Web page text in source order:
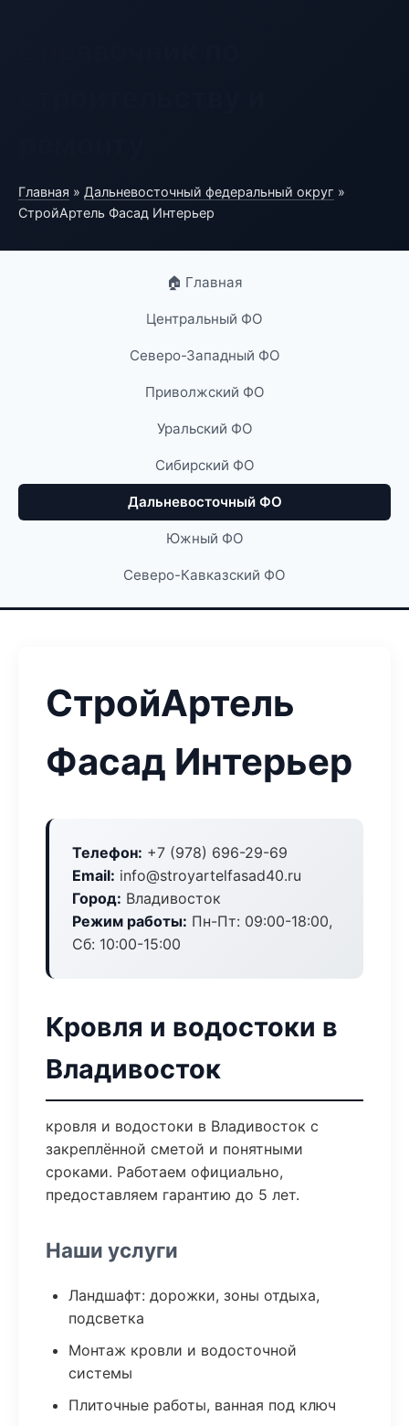
Главная » Дальневосточный федеральный округ »
СтройАртель Фасад Интерьер
🏠 Главная
Центральный ФО
Северо-Западный ФО
Приволжский ФО
Уральский ФО
Сибирский ФО
Дальневосточный ФО
Южный ФО
Северо-Кавказский ФО
СтройАртель
Фасад Интерьер
Телефон: +7 (978) 696-29-69
Email: info@stroyartelfasad40.ru
Город: Владивосток
Режим работы: Пн-Пт: 09:00-18:00,
Сб: 10:00-15:00
Кровля и водостоки в
Владивосток
кровля и водостоки в Владивосток с
закреплённой сметой и понятными
сроками. Работаем официально,
предоставляем гарантию до 5 лет.
Наши услуги
Ландшафт: дорожки, зоны отдыха,
подсветка
Монтаж кровли и водосточной
системы
Плиточные работы, ванная под ключ